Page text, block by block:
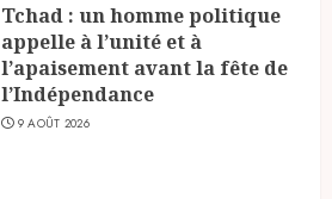
Tchad : un homme politique
appelle à l’unité et à
l’apaisement avant la fête de
l’Indépendance
9 AOÛT 2026